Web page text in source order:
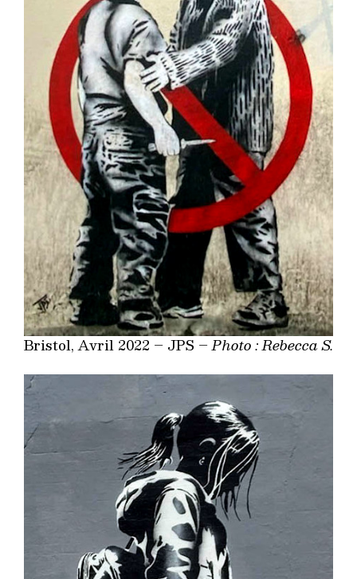
Bristol, Avril 2022 – JPS –Photo : Rebecca S.